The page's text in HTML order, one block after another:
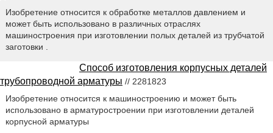
Изобретение относится к обработке металлов давлением и
может быть использовано в различных отраслях
машиностроения при изготовлении полых деталей из трубчатой
заготовки .
Способ изготовления корпусных деталей
трубопроводной арматуры // 2281823
Изобретение относится к машиностроению и может быть
использовано в арматуростроении при изготовлении деталей
корпусной арматуры